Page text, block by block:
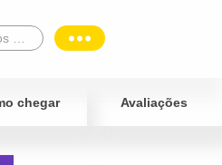
chegar Avaliações